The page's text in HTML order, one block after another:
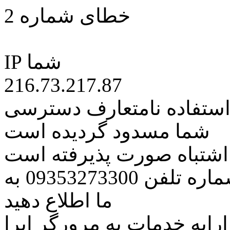
خطای شماره 2
IP شما
216.73.217.87
نامتعارف دسترسی
شما مسدود گردیده است
اشتباه صورت پذیرفته است
مراتب این مسئله را از طریق شماره تلفن 09353273300 به
ما اطلاع دهید
خدمات به مرورگر اپرا